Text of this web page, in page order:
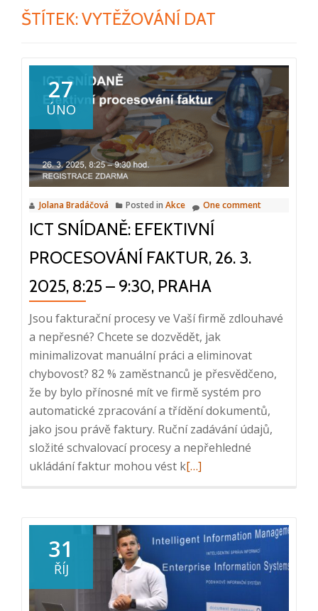
ŠTÍTEK:VYTĚŽOVÁNÍ DAT
27
ÚNO
Jolana Bradáčová Posted in Akce One comment
ICT SNÍDANĚ: EFEKTIVNÍ
PROCESOVÁNÍ FAKTUR, 26. 3.
2025, 8:25 – 9:30, PRAHA
Jsou fakturační procesy ve Vaší firmě zdlouhavé
a nepřesné? Chcete se dozvědět, jak
minimalizovat manuální práci a eliminovat
chybovost? 82 % zaměstnanců je přesvědčeno,
že by bylo přínosné mít ve firmě systém pro
automatické zpracování a třídění dokumentů,
jako jsou právě faktury. Ruční zadávání údajů,
složité schvalovací procesy a nepřehledné
ukládání faktur mohou vést kRead
snídaně:
Efektivní
procesování
[…]
31
ŘÍJ